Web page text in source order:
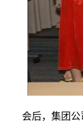
会后，集团公